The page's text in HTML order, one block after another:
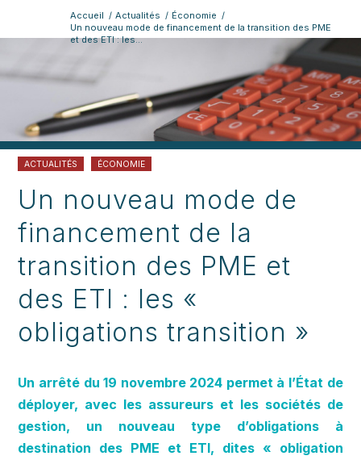
Accueil / Actualités / Économie /
Un nouveau mode de financement de la transition des PME
et des ETI : les...
ACTUALITÉS ÉCONOMIE
Un nouveau mode de
financement de la
transition des PME et
des ETI : les «
obligations transition »
Un arrêté du 19 novembre 2024 permet à l’État de
déployer, avec les assureurs et les sociétés de
gestion, un nouveau type d’obligations à
destination des PME et ETI, dites « obligation